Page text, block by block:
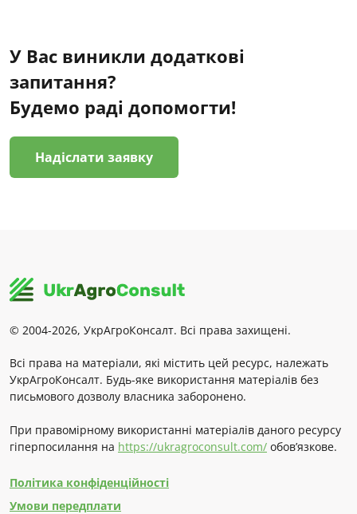
У Вас виникли додаткові
запитання?
Будемо раді допомогти!
Надіслати заявку
© 2004-2026, УкрАгроКонсалт. Всі права захищені.
Всі права на матеріали, які містить цей ресурс, належать
УкрАгроКонсалт. Будь-яке використання матеріалів без
письмового дозволу власника заборонено.
При правомірному використанні матеріалів даного ресурсу
гіперпосилання на https://ukragroconsult.com/ обов’язкове.
Політика конфіденційності
Умови передплати